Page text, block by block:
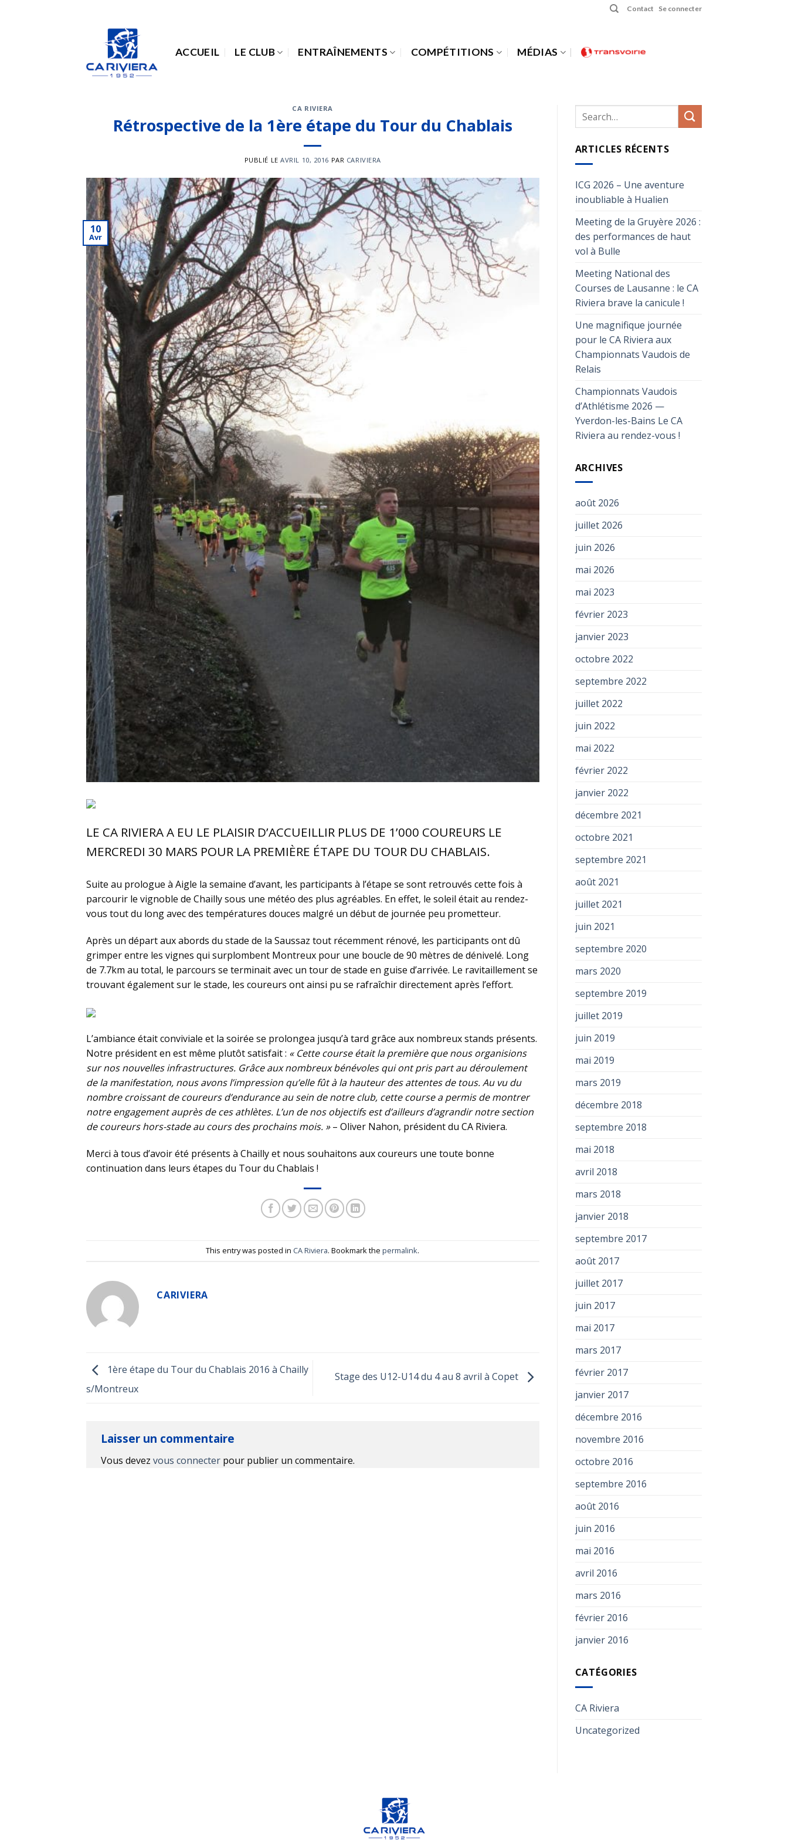
Contact Se connecter
ACCUEIL LE CLUB ENTRAÎNEMENTS COMPÉTITIONS MÉDIAS
CA RIVIERA
Rétrospective de la 1ère étape du Tour du Chablais
PUBLIÉ LEAVRIL 10, 2016 PAR CARIVIERA
10
Avr
LE CA RIVIERA A EU LE PLAISIR D’ACCUEILLIR PLUS DE 1’000 COUREURS LE
MERCREDI 30 MARS POUR LA PREMIÈRE ÉTAPE DU TOUR DU CHABLAIS.
Suite au prologue à Aigle la semaine d’avant, les participants à l’étape se sont retrouvés cette fois à
parcourir le vignoble de Chailly sous une météo des plus agréables. En effet, le soleil était au rendez-
vous tout du long avec des températures douces malgré un début de journée peu prometteur.
Après un départ aux abords du stade de la Saussaz tout récemment rénové, les participants ont dû
grimper entre les vignes qui surplombent Montreux pour une boucle de 90 mètres de dénivelé. Long
de 7.7km au total, le parcours se terminait avec un tour de stade en guise d’arrivée. Le ravitaillement se
trouvant également sur le stade, les coureurs ont ainsi pu se rafraîchir directement après l’effort.
L’ambiance était conviviale et la soirée se prolongea jusqu’à tard grâce aux nombreux stands présents.
Notre président en est même plutôt satisfait : « Cette course était la première que nous organisions
sur nos nouvelles infrastructures. Grâce aux nombreux bénévoles qui ont pris part au déroulement
de la manifestation, nous avons l’impression qu’elle fût à la hauteur des attentes de tous. Au vu du
nombre croissant de coureurs d’endurance au sein de notre club, cette course a permis de montrer
notre engagement auprès de ces athlètes. L’un de nos objectifs est d’ailleurs d’agrandir notre section
de coureurs hors-stade au cours des prochains mois. »– Oliver Nahon, président du CA Riviera.
Merci à tous d’avoir été présents à Chailly et nous souhaitons aux coureurs une toute bonne
continuation dans leurs étapes du Tour du Chablais !
This entry was posted in CA Riviera. Bookmark thepermalink.
CARIVIERA
1ère étape du Tour du Chablais 2016 à Chailly
s/Montreux
Stage des U12-U14 du 4 au 8 avril à Copet
Laisser un commentaire
Vous devez vous connecter pour publier un commentaire.
ARTICLES RÉCENTS
ICG 2026 – Une aventure
inoubliable à Hualien
Meeting de la Gruyère 2026 :
des performances de haut
vol à Bulle
Meeting National des
Courses de Lausanne : le CA
Riviera brave la canicule !
Une magnifique journée
pour le CA Riviera aux
Championnats Vaudois de
Relais
Championnats Vaudois
d’Athlétisme 2026 —
Yverdon-les-Bains Le CA
Riviera au rendez-vous !
ARCHIVES
août 2026
juillet 2026
juin 2026
mai 2026
mai 2023
février 2023
janvier 2023
octobre 2022
septembre 2022
juillet 2022
juin 2022
mai 2022
février 2022
janvier 2022
décembre 2021
octobre 2021
septembre 2021
août 2021
juillet 2021
juin 2021
septembre 2020
mars 2020
septembre 2019
juillet 2019
juin 2019
mai 2019
mars 2019
décembre 2018
septembre 2018
mai 2018
avril 2018
mars 2018
janvier 2018
septembre 2017
août 2017
juillet 2017
juin 2017
mai 2017
mars 2017
février 2017
janvier 2017
décembre 2016
novembre 2016
octobre 2016
septembre 2016
août 2016
juin 2016
mai 2016
avril 2016
mars 2016
février 2016
janvier 2016
CATÉGORIES
CA Riviera
Uncategorized